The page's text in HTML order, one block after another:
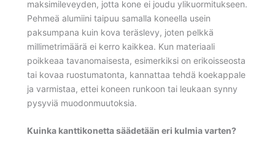
maksimileveyden, jotta kone ei joudu ylikuormitukseen.
Pehmeä alumiini taipuu samalla koneella usein
paksumpana kuin kova teräslevy, joten pelkkä
millimetrimäärä ei kerro kaikkea. Kun materiaali
poikkeaa tavanomaisesta, esimerkiksi on erikoisseosta
tai kovaa ruostumatonta, kannattaa tehdä koekappale
ja varmistaa, ettei koneen runkoon tai leukaan synny
pysyviä muodonmuutoksia.
Kuinka kanttikonetta säädetään eri kulmia varten?